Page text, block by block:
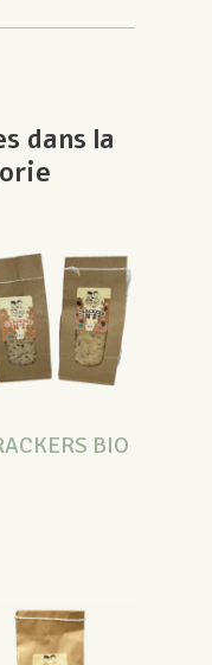
dans la
BIO